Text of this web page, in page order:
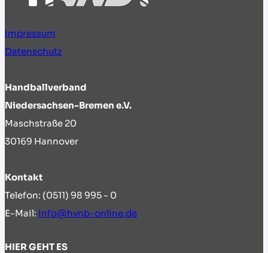
Impressum
Datenschutz
Handballverband
Niedersachsen-Bremen e.V.
Maschstraße 20
30169 Hannover
Kontakt
Telefon: (0511) 98 995 - 0
E-Mail: info@hvnb-online.de
HIER GEHT ES